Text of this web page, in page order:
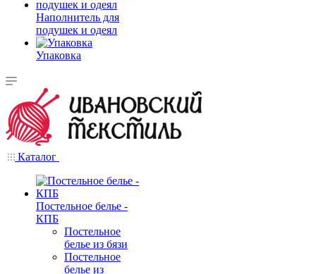
Наполнитель для
подушек и одеял
Упаковка
Каталог
Постельное белье -
КПБ
Постельное
белье из бязи
Постельное
белье из